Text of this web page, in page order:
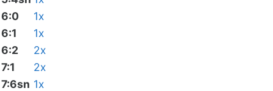
6:0
1x
6:1
1x
6:2
2x
7:1
2x
7:6sn 1x